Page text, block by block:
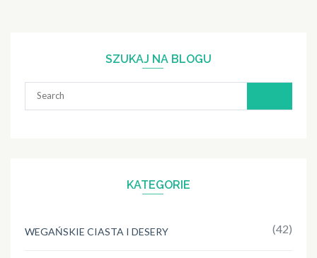
SZUKAJ NA BLOGU
for:
KATEGORIE
WEGAŃSKIE CIASTA I DESERY (42)